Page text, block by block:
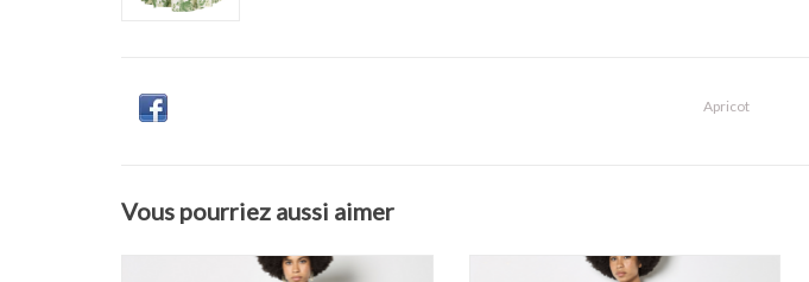
Apricot
Vous pourriez aussi aimer
Apricot - Tiered imprimés de feuilles Robe Apricot - Ditsy Floral Midi Robe SS26